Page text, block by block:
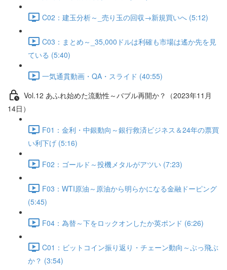
C02：建玉分析～_売り玉の回収→新規買いへ (5:12)
C03：まとめ～_35,000ドルは利確も市場は遙か先を見
ている (5:40)
一気通貫動画・QA・スライド (40:55)
Vol.12 あふれ始めた流動性～バブル再開か？（2023年11月
14日）
F01：金利・中銀動向～銀行救済ビジネス＆24年の票買
い利下げ (5:16)
F02：ゴールド～投機メタルがアツい (7:23)
F03：WTI原油～原油から明らかになる金融ドーピング
(5:45)
F04：為替～下をロックオンしたか英ポンド (6:26)
C01：ビットコイン振り返り・チェーン動向～ぶっ飛ぶ
か？ (3:54)